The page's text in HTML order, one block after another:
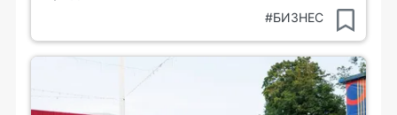
#БИЗНЕС